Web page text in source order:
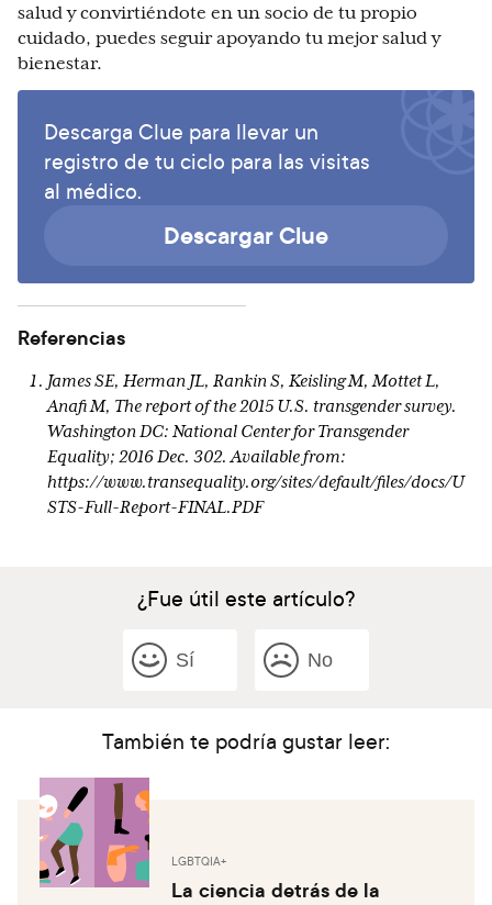
salud y convirtiéndote en un socio de tu propio
cuidado, puedes seguir apoyando tu mejor salud y
bienestar.
Descarga Clue para llevar un
registro de tu ciclo para las visitas
al médico.
Descargar Clue
Referencias
James SE, Herman JL, Rankin S, Keisling M, Mottet L,
Anafi M, The report of the 2015 U.S. transgender survey.
Washington DC: National Center for Transgender
Equality; 2016 Dec. 302. Available from:
https://www.transequality.org/sites/default/files/docs/U
STS-Full-Report-FINAL.PDF
¿Fue útil este artículo?
Sí No
También te podría gustar leer:
LGBTQIA+
La ciencia detrás de la